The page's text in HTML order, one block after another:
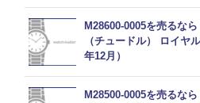
M28600-0005を売るな
（チュードル） ロイヤ
年12月）
M28500-0005を売るな